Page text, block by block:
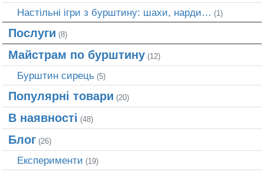
Настільні ігри з бурштину: шахи, нарди… (1)
Послуги (8)
Майстрам по бурштину (12)
Бурштин сирець (5)
Популярні товари (20)
В наявності (48)
Блог (26)
Експерименти (19)